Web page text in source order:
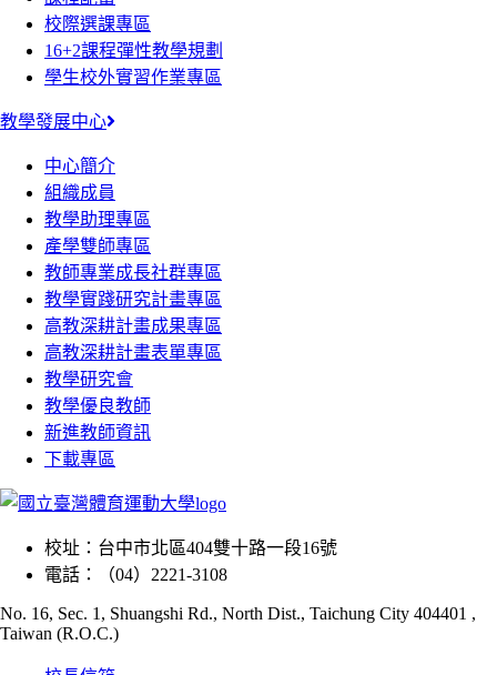
校際選課專區
16+2課程彈性教學規劃
學生校外實習作業專區
教學發展中心
中心簡介
組織成員
教學助理專區
產學雙師專區
教師專業成長社群專區
教學實踐研究計畫專區
高教深耕計畫成果專區
高教深耕計畫表單專區
教學研究會
教學優良教師
新進教師資訊
下載專區
校址： 台中市北區404雙十路一段16號
電話：
（04）2221-3108
No. 16, Sec. 1, Shuangshi Rd., North Dist., Taichung City 404401 ,
Taiwan (R.O.C.)